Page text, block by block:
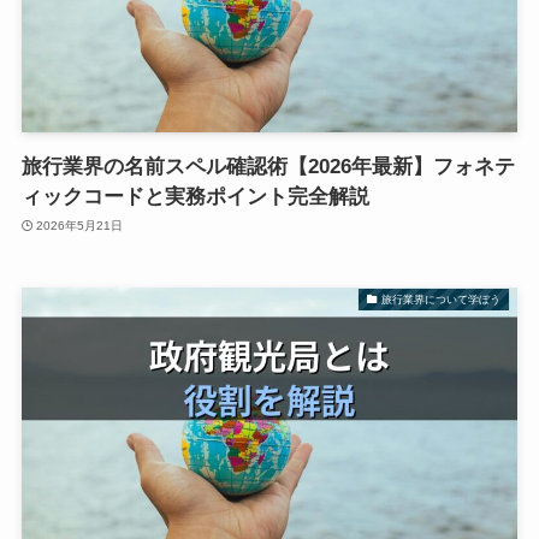
旅行業界の名前スペル確認術【2026年最新】フォネテ
ィックコードと実務ポイント完全解説
2026年5月21日
旅行業界について学ぼう